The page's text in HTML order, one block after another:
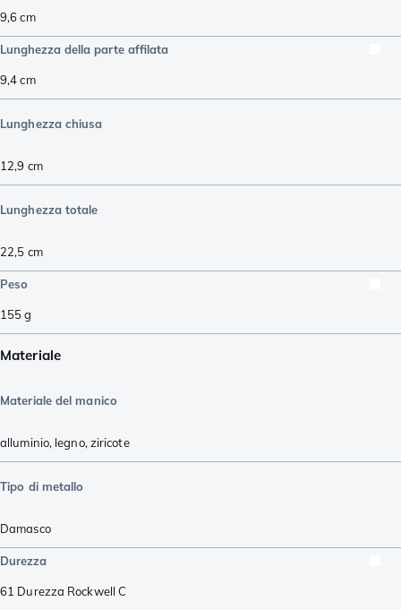
9,6cm
Lunghezza della parte affilata
9,4cm
Lunghezza chiusa
12,9 cm
Lunghezza totale
22,5 cm
Peso
155g
Materiale
Materiale del manico
alluminio, legno, ziricote
Tipo di metallo
Damasco
Durezza
61 Durezza Rockwell C